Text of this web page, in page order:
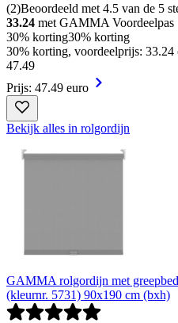
(2)Beoordeeld met 4.5 van de 5
33.24 met GAMMA Voordeelpas
30% korting30% korting
30% korting, voordeelprijs:
47.49
Prijs: 47.49 euro
Bekijk alles in rolgordijn
GAMMA rolgordijn met
(kleurnr. 5731) 90x190 cm (bxh)